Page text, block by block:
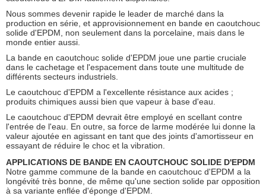
Nous sommes devenir rapide le leader de marché dans la
production en série, et approvisionnement en bande en caoutchouc
solide d'EPDM, non seulement dans la porcelaine, mais dans le
monde entier aussi.
La bande en caoutchouc solide d'EPDM joue une partie cruciale
dans le cachetage et l'espacement dans toute une multitude de
différents secteurs industriels.
Le caoutchouc d'EPDM a l'excellente résistance aux acides ;
produits chimiques aussi bien que vapeur à base d'eau.
Le caoutchouc d'EPDM devrait être employé en scellant contre
l'entrée de l'eau. En outre, sa force de larme modérée lui donne la
valeur ajoutée en agissant en tant que des joints d'amortisseur en
essayant de réduire le choc et la vibration.
APPLICATIONS DE BANDE EN CAOUTCHOUC SOLIDE D'EPDM
Notre gamme commune de la bande en caoutchouc d'EPDM a la
longévité très bonne, de même qu'une section solide par opposition
à sa variante enflée d'éponge d'EPDM.